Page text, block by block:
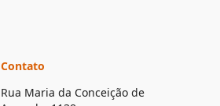
Contato
Rua Maria da Conceição de